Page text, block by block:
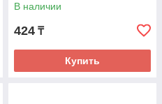
В наличии
424 ₸
Купить